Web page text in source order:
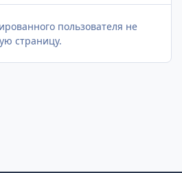
пользователя не
страницу.